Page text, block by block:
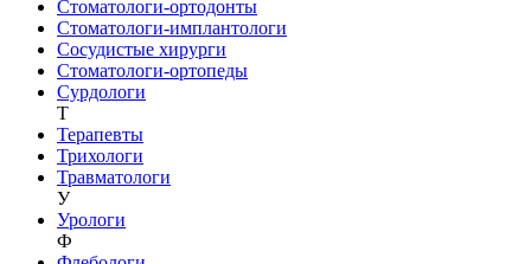
Стоматологи-ортодонты
Стоматологи-имплантологи
Сосудистые хирурги
Стоматологи-ортопеды
Сурдологи
Т
Терапевты
Трихологи
Травматологи
У
Урологи
Ф